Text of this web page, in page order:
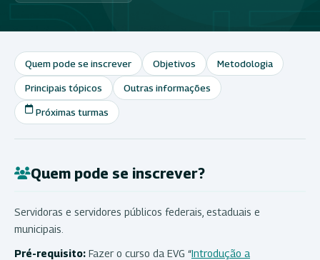
Quem pode se inscrever Objetivos Metodologia
Principais tópicos Outras informações
Próximas turmas
Quem pode se inscrever?
Servidoras e servidores públicos federais, estaduais e
municipais.
Pré-requisito: Fazer o curso da EVG “Introdução a